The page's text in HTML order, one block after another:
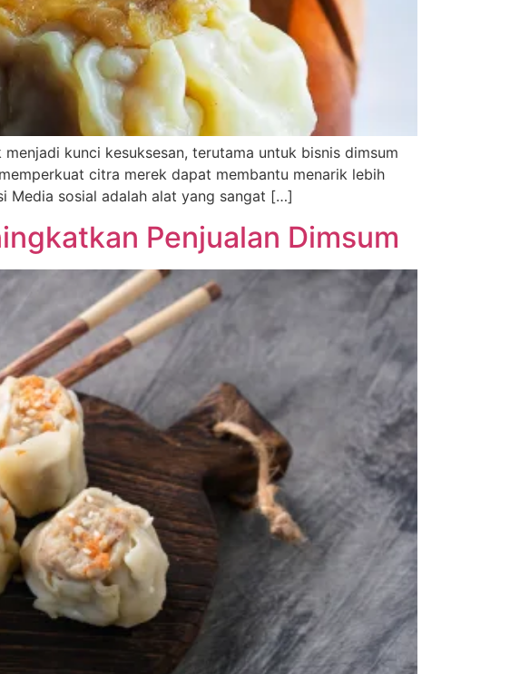
kunci kesuksesan, terutama untuk bisnis dimsum
citra merek dapat membantu menarik lebih
Media sosial adalah alat yang sangat […]
Penjualan Dimsum